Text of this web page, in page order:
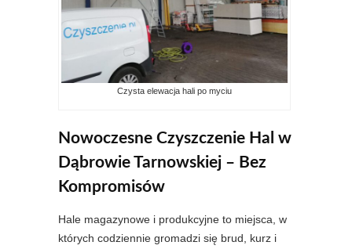
Czysta elewacja hali po myciu
Nowoczesne Czyszczenie Hal w
Dąbrowie Tarnowskiej – Bez
Kompromisów
Hale magazynowe i produkcyjne to miejsca, w
których codziennie gromadzi się brud, kurz i